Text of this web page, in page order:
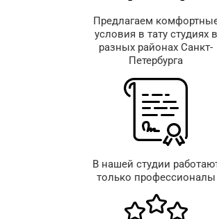
Предлагаем
условия в тату студиях в
разных районах Санкт-
Петербурга
В нашей студии
только профессионалы